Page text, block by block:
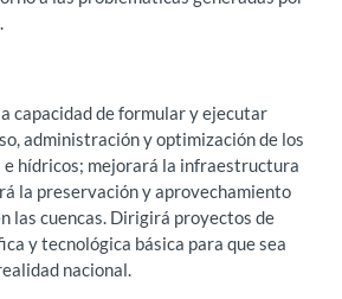
capacidad de formular y ejecutar
administración y optimización de los
e hídricos; mejorará la infraestructura
la preservación y aprovechamiento
las cuencas. Dirigirá proyectos de
y tecnológica básica para que sea
nacional.